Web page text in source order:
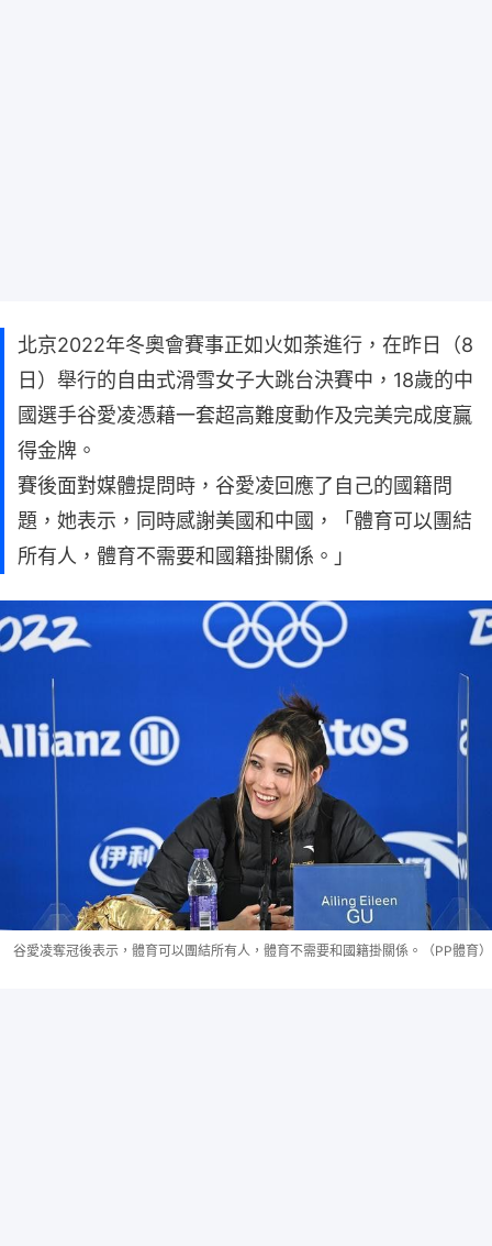
北京2022年冬奧會賽事正如火如荼進行，在昨日（8
日）舉行的自由式滑雪女子大跳台決賽中，18歲的中
國選手谷愛凌憑藉一套超高難度動作及完美完成度贏
得金牌。
賽後面對媒體提問時，谷愛凌回應了自己的國籍問
題，她表示，同時感謝美國和中國，「體育可以團結
所有人，體育不需要和國籍掛關係。」
谷愛凌奪冠後表示，體育可以團結所有人，體育不需要和國籍掛關係。（PP體育）